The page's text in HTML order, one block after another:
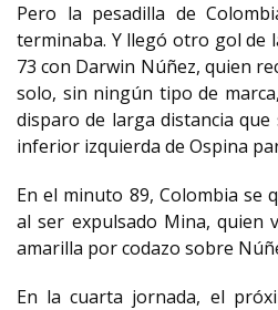
Pero la pesadilla de
terminaba. Y llegó otro gol de
73 con Darwin Núñez, quien
solo, sin ningún tipo de
disparo de larga distancia
inferior izquierda de Ospina
En el minuto 89, Colombia se
al ser expulsado Mina, quien
amarilla por codazo sobre
En la cuarta jornada, el